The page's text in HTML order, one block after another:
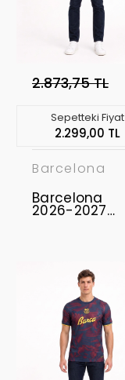
2.873,75 TL
Sepetteki Fiyat
2.299,00 TL
Barcelona
Barcelona
2026-2027